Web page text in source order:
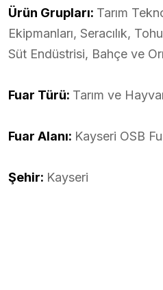
Ürün Grupları: Tarım
Ekipmanları, Seracılık,
Süt Endüstrisi, Bahçe ve
Fuar Türü: Tarım ve
Fuar Alanı: Kayseri OSB
Şehir: Kayseri